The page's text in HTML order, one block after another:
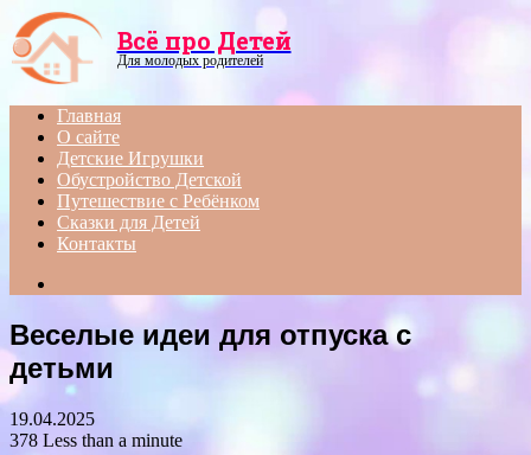
Menu
Всё про Детей
Для молодых родителей
Главная
О сайте
Детские Игрушки
Обустройство Детской
Путешествие с Ребёнком
Сказки для Детей
Контакты
Веселые идеи для отпуска с
детьми
19.04.2025
378 Less than a minute